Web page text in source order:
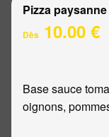
Pizza paysanne
Dès 10.00 €
Base sauce
oignons,